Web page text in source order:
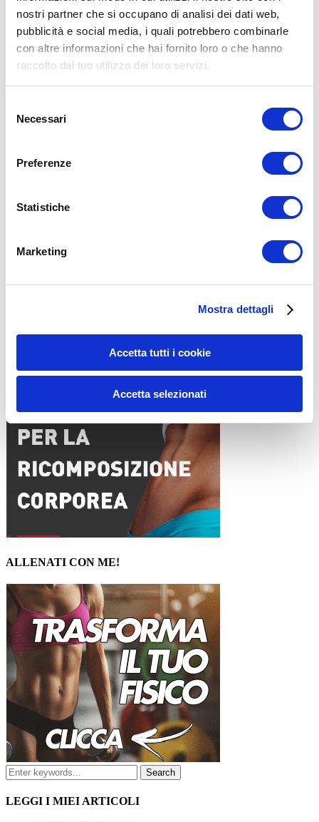
nostri partner che si occupano di analisi dei dati web,
pubblicità e social media, i quali potrebbero combinarle
con altre informazioni che hai fornito loro o che hanno
raccolto dal tuo utilizzo dei loro servizi.
delNecessari
Preferenze
Statistiche
Marketing
Mostra dettagli
Accetta tutti i cookie
Accetta selezionati
Alimentazione
Allenamento
alimentazionesali mineralisudore
ADD COMMENT
Email*
Sito web
15WORKOUT SCARICA ORA
ALLENATI CON ME!
LEGGI I MIEI ARTICOLI